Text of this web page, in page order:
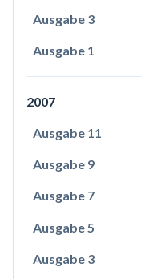
Ausgabe 3
Ausgabe 1
2007
Ausgabe 11
Ausgabe 9
Ausgabe 7
Ausgabe 5
Ausgabe 3